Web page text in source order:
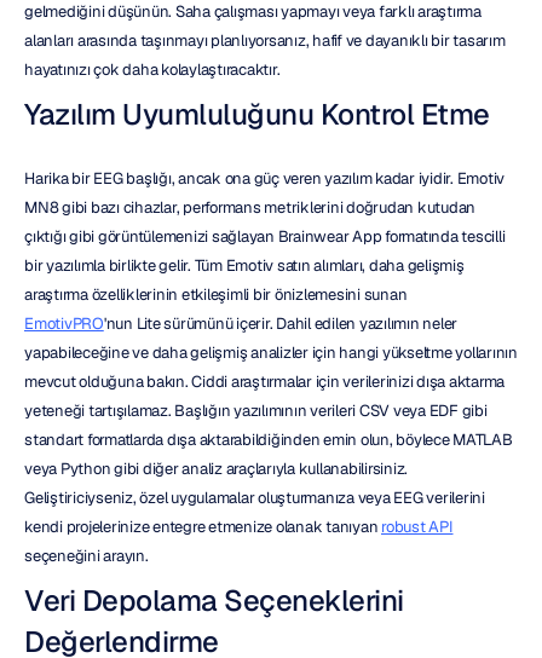
gelmediğini düşünün. Saha çalışması yapmayı veya farklı araştırma
alanları arasında taşınmayı planlıyorsanız, hafif ve dayanıklı bir tasarım
hayatınızı çok daha kolaylaştıracaktır.
Yazılım Uyumluluğunu Kontrol Etme
Harika bir EEG başlığı, ancak ona güç veren yazılım kadar iyidir. Emotiv
MN8 gibi bazı cihazlar, performans metriklerini doğrudan kutudan
çıktığı gibi görüntülemenizi sağlayan Brainwear App formatında tescilli
bir yazılımla birlikte gelir. Tüm Emotiv satın alımları, daha gelişmiş
EmotivPRO'nun Lite sürümünü içerir. Dahil edilen yazılımın neler
yapabileceğine ve daha gelişmiş analizler için hangi yükseltme yollarının
mevcut olduğuna bakın. Ciddi araştırmalar için verilerinizi dışa aktarma
yeteneği tartışılamaz. Başlığın yazılımının verileri CSV veya EDF gibi
standart formatlarda dışa aktarabildiğinden emin olun, böylece MATLAB
veya Python gibi diğer analiz araçlarıyla kullanabilirsiniz.
Geliştiriciyseniz, özel uygulamalar oluşturmanıza veya EEG verilerini
kendi projelerinize entegre etmenize olanak tanıyan robust API
seçeneğini arayın.
Veri Depolama Seçeneklerini
Değerlendirme